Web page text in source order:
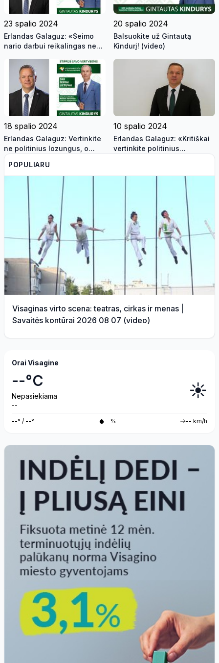
23 spalio 2024
Erlandas Galaguz: «Seimo
nario darbui reikalingas ne
sporto pergalės…»
20 spalio 2024
Balsuokite už Gintautą
Kindurį! (video)
18 spalio 2024
Erlandas Galaguz: Vertinkite
ne politinius lozungus, o
daugiametę veiklą mūsų
miesto labui!
10 spalio 2024
Erlandas Galaguz: «Kritiškai
vertinkite politinius
POPULIARU
Visaginas virto scena: teatras, cirkas ir menas |
Savaitės kontūrai 2026 08 07 (video)
Orai Visagine
--°C
Nepasiekiama
--
☀️
--° / --° --% -- km/h